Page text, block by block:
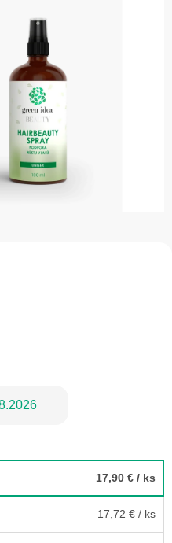
17,90 € / ks
17,72 € / ks